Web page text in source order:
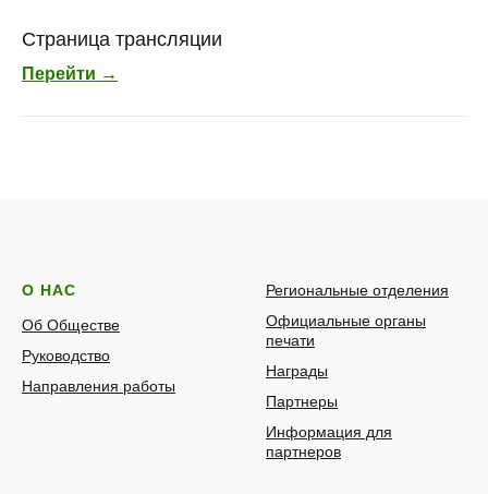
Страница трансляции
Перейти →
О НАС
Об Обществе
Руководство
Направления работы
Региональные отделения
Официальные органы
печати
Награды
Партнеры
Информация для
партнеров